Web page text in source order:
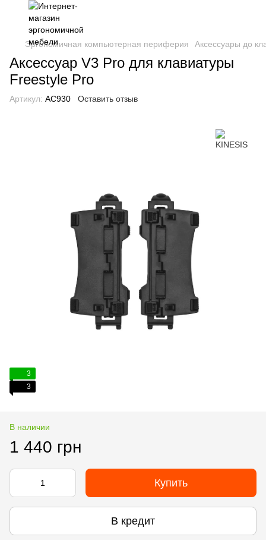
Эргономичная компьютерная периферия Аксессуары до
Аксесcуар V3 Pro для клавиатуры
Freestyle Pro
Артикул: AC930 Оставить отзыв
3
3
В наличии
1 440 грн
Купить
В кредит